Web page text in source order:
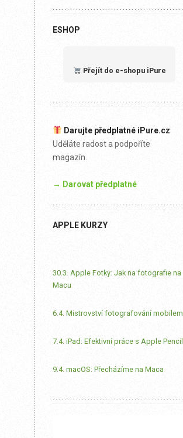
ESHOP
Přejít do e-shopu iPure
Darujte předplatné iPure.cz
Uděláte radost a podpoříte
magazín.
→ Darovat předplatné
APPLE KURZY
30.3. Apple Fotky: Jak na fotografie na
Macu
6.4. Mistrovství fotografování mobilem
7.4. iPad: Efektivní práce s Apple Pencil
9.4. macOS: Přecházíme na Maca